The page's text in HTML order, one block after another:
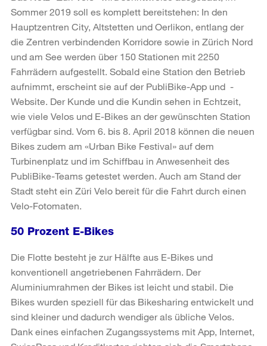
Sommer 2019 soll es komplett bereitstehen: In den
Hauptzentren City, Altstetten und Oerlikon, entlang der
die Zentren verbindenden Korridore sowie in Zürich Nord
und am See werden über 150 Stationen mit 2250
Fahrrädern aufgestellt. Sobald eine Station den Betrieb
aufnimmt, erscheint sie auf der PubliBike-App und -
Website. Der Kunde und die Kundin sehen in Echtzeit,
wie viele Velos und E-Bikes an der gewünschten Station
verfügbar sind. Vom 6. bis 8. April 2018 können die neuen
Bikes zudem am «Urban Bike Festival» auf dem
Turbinenplatz und im Schiffbau in Anwesenheit des
PubliBike-Teams getestet werden. Auch am Stand der
Stadt steht ein Züri Velo bereit für die Fahrt durch einen
Velo-Fotomaten.
50 Prozent E-Bikes
Die Flotte besteht je zur Hälfte aus E-Bikes und
konventionell angetriebenen Fahrrädern. Der
Aluminiumrahmen der Bikes ist leicht und stabil. Die
Bikes wurden speziell für das Bikesharing entwickelt und
sind kleiner und dadurch wendiger als übliche Velos.
Dank eines einfachen Zugangssystems mit App, Internet,